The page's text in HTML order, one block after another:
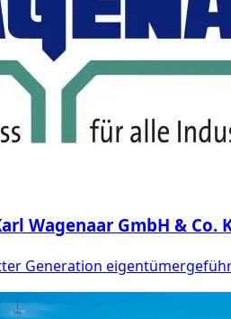
Wagenaar GmbH &
Generation